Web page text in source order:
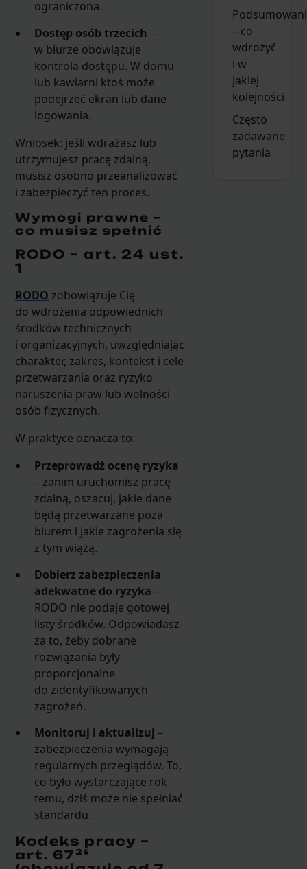
ograniczona.
Dostęp osób trzecich –
w biurze obowiązuje
kontrola dostępu. W domu
lub kawiarni ktoś może
podejrzeć ekran lub dane
logowania.
Wniosek: jeśli wdrażasz lub
utrzymujesz pracę zdalną,
musisz osobno przeanalizować
i zabezpieczyć ten proces.
Wymogi prawne –
co musisz spełnić
RODO – art. 24 ust.
1
RODO zobowiązuje Cię
do wdrożenia odpowiednich
środków technicznych
i organizacyjnych, uwzględniając
charakter, zakres, kontekst i cele
przetwarzania oraz ryzyko
naruszenia praw lub wolności
osób fizycznych.
W praktyce oznacza to:
Przeprowadź ocenę ryzyka
– zanim uruchomisz pracę
zdalną, oszacuj, jakie dane
będą przetwarzane poza
biurem i jakie zagrożenia się
z tym wiążą.
Dobierz zabezpieczenia
adekwatne do ryzyka –
RODO nie podaje gotowej
listy środków. Odpowiadasz
za to, żeby dobrane
rozwiązania były
proporcjonalne
do zidentyfikowanych
zagrożeń.
Monitoruj i aktualizuj –
zabezpieczenia wymagają
regularnych przeglądów. To,
co było wystarczające rok
temu, dziś może nie spełniać
standardu.
Kodeks pracy –
art. 67²⁶
– co
wdrożyć
i w
jakiej
kolejności
Często
zadawane
pytania